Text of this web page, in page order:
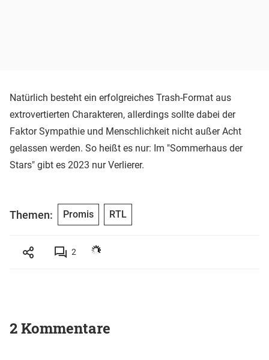
Natürlich besteht ein erfolgreiches Trash-Format aus
extrovertierten Charakteren, allerdings sollte dabei der
Faktor Sympathie und Menschlichkeit nicht außer Acht
gelassen werden. So heißt es nur: Im "Sommerhaus der
Stars" gibt es 2023 nur Verlierer.
Themen: Promis RTL
2
2 Kommentare